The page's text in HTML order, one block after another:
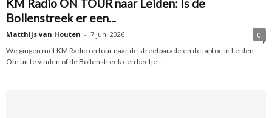
KM Radio ON TOUR naar Leiden: Is de
Bollenstreek er een...
Matthijs van Houten - 7 juni 2026
0
We gingen met KM Radio on tour naar de streetparade en de taptoe in Leiden.
Om uit te vinden of de Bollenstreek een beetje...